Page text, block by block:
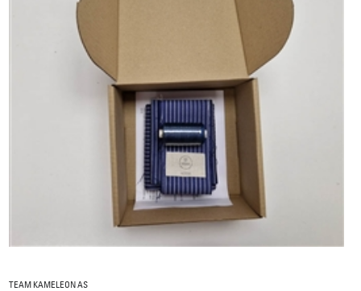
TEAM KAMELEON AS